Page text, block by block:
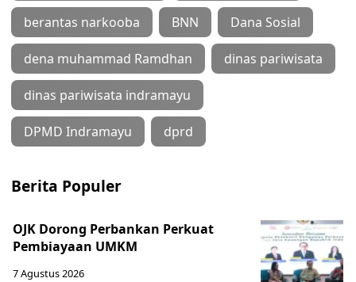
berantas narkooba BNN Dana Sosial
dena muhammad Ramdhan dinas pariwisata
dinas pariwisata indramayu
DPMD Indramayu dprd
Berita Populer
OJK Dorong Perbankan Perkuat
Pembiayaan UMKM
7 Agustus 2026